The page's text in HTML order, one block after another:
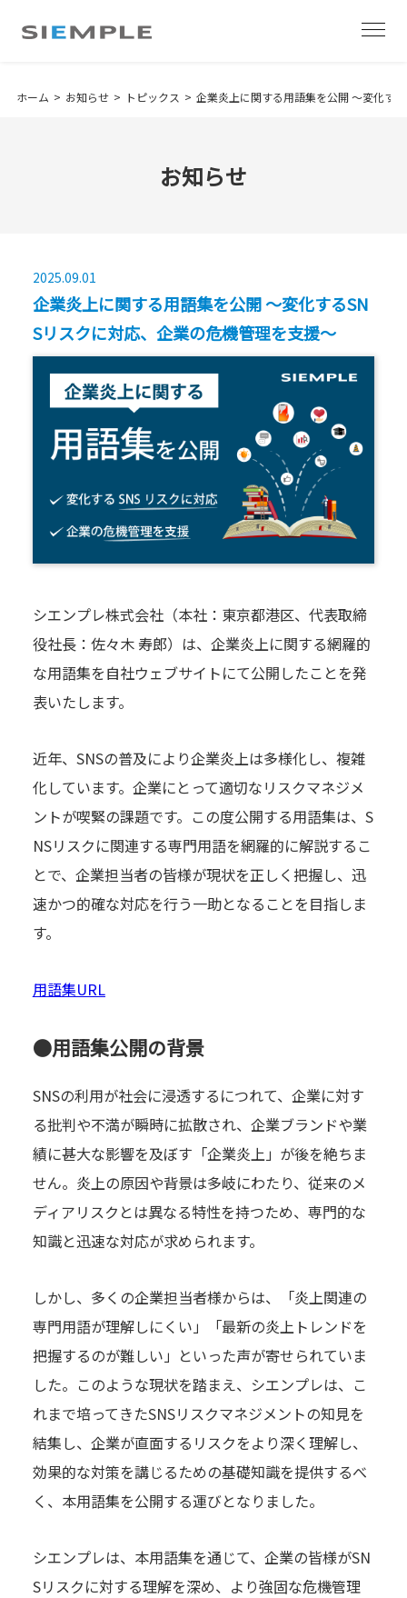
ホーム お知らせ トピックス 企業炎上に関する用語集を公開 〜変化す
お知らせ
2025.09.01
企業炎上に関する用語集を公開 〜変化するSN
Sリスクに対応、企業の危機管理を支援〜
シエンプレ株式会社（本社：東京都港区、代表取締
役社長：佐々木 寿郎）は、企業炎上に関する網羅的
な用語集を自社ウェブサイトにて公開したことを発
表いたします。
近年、SNSの普及により企業炎上は多様化し、複雑
化しています。企業にとって適切なリスクマネジメ
ントが喫緊の課題です。この度公開する用語集は、S
NSリスクに関連する専門用語を網羅的に解説するこ
とで、企業担当者の皆様が現状を正しく把握し、迅
速かつ的確な対応を行う一助となることを目指しま
す。
用語集URL
●用語集公開の背景
SNSの利用が社会に浸透するにつれて、企業に対す
る批判や不満が瞬時に拡散され、企業ブランドや業
績に甚大な影響を及ぼす「企業炎上」が後を絶ちま
せん。炎上の原因や背景は多岐にわたり、従来のメ
ディアリスクとは異なる特性を持つため、専門的な
知識と迅速な対応が求められます。
しかし、多くの企業担当者様からは、「炎上関連の
専門用語が理解しにくい」「最新の炎上トレンドを
把握するのが難しい」といった声が寄せられていま
した。このような現状を踏まえ、シエンプレは、こ
れまで培ってきたSNSリスクマネジメントの知見を
結集し、企業が直面するリスクをより深く理解し、
効果的な対策を講じるための基礎知識を提供するべ
く、本用語集を公開する運びとなりました。
シエンプレは、本用語集を通じて、企業の皆様がSN
Sリスクに対する理解を深め、より強固な危機管理